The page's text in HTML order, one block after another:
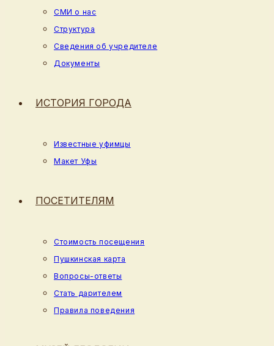
СМИ о нас
Структура
Сведения об учредителе
Документы
ИСТОРИЯ ГОРОДА
Известные уфимцы
Макет Уфы
ПОСЕТИТЕЛЯМ
Стоимость посещения
Пушкинская карта
Вопросы-ответы
Стать дарителем
Правила поведения